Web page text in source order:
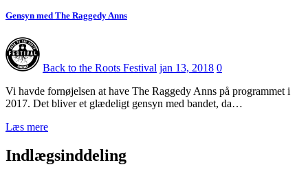
Gensyn med The Raggedy Anns
Back to the Roots Festival jan 13, 2018 0
Vi havde fornøjelsen at have The Raggedy Anns på programmet i
2017. Det bliver et glædeligt gensyn med bandet, da…
Læs mere
Indlægsinddeling